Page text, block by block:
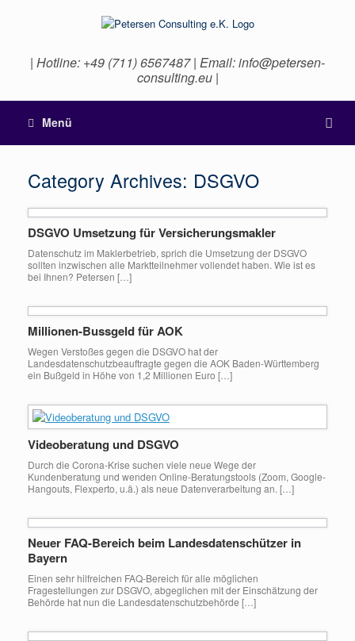
| Hotline: +49 (711) 6567487 | Email: info@petersen-
consulting.eu |
Menü
Category Archives: DSGVO
DSGVO Umsetzung für Versicherungsmakler
Datenschutz im Maklerbetrieb, sprich die Umsetzung der DSGVO
sollten inzwischen alle Marktteilnehmer vollendet haben. Wie ist es
bei Ihnen? Petersen […]
Millionen-Bussgeld für AOK
Wegen Verstoßes gegen die DSGVO hat der
Landesdatenschutzbeauftragte gegen die AOK Baden-Württemberg
ein Bußgeld in Höhe von 1,2 Millionen Euro […]
Videoberatung und DSGVO
Durch die Corona-Krise suchen viele neue Wege der
Kundenberatung und wenden Online-Beratungstools (Zoom, Google-
Hangouts, Flexperto, u.ä.) als neue Datenverarbeitung an. […]
Neuer FAQ-Bereich beim Landesdatenschützer in
Bayern
Einen sehr hilfreichen FAQ-Bereich für alle möglichen
Fragestellungen zur DSGVO, abgeglichen mit der Einschätzung der
Behörde hat nun die Landesdatenschutzbehörde […]